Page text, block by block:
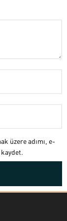
üzere adımı, e-